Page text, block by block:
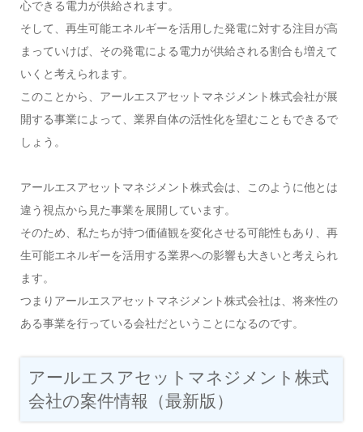
心できる電力が供給されます。
そして、再生可能エネルギーを活用した発電に対する注目が高
まっていけば、その発電による電力が供給される割合も増えて
いくと考えられます。
このことから、アールエスアセットマネジメント株式会社が展
開する事業によって、業界自体の活性化を望むこともできるで
しょう。
アールエスアセットマネジメント株式会は、このように他とは
違う視点から見た事業を展開しています。
そのため、私たちが持つ価値観を変化させる可能性もあり、再
生可能エネルギーを活用する業界への影響も大きいと考えられ
ます。
つまりアールエスアセットマネジメント株式会社は、将来性の
ある事業を行っている会社だということになるのです。
アールエスアセットマネジメント株式
会社の案件情報（最新版）